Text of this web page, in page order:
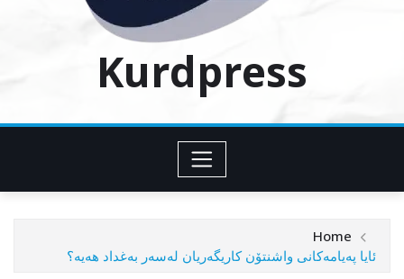
Kurdpress
Home
ئایا پەیامەکانی واشنتۆن کاریگەریان لەسەر بەغداد هەیە؟